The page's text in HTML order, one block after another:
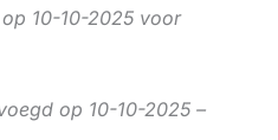
10-10-2025 voor
op 10-10-2025 –